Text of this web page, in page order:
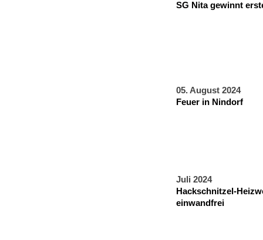
SG Nita gewinnt
05. August 2024
Feuer in Nindorf
Juli 2024
Hackschnitzel-
einwandfrei